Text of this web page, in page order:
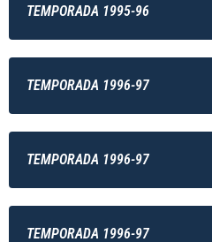
TEMPORADA 1995-96
TEMPORADA 1996-97
TEMPORADA 1996-97
TEMPORADA 1996-97